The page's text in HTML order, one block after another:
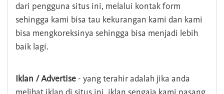
dari pengguna situs ini, melalui kontak form
sehingga kami bisa tau kekurangan kami dan kami
bisa mengkoreksinya sehingga bisa menjadi lebih
baik lagi.
Iklan / Advertise - yang terahir adalah jika anda